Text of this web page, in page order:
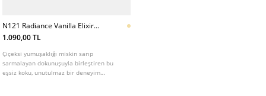
N121 Radiance Vanilla Elixir
Parfum 100 Ml
1.090,00 TL
Çiçeksi yumuşaklığı miskin sarıp
sarmalayan dokunuşuyla birleştiren bu
eşsiz koku, unutulmaz bir deneyim